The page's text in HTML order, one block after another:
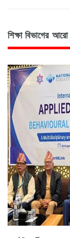
শিক্ষা বিভাগের